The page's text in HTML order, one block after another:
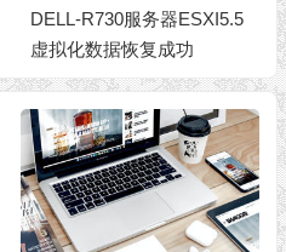
DELL-R730服务器ESXI5.5
虚拟化数据恢复成功